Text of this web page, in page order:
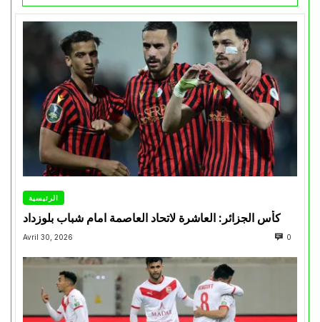
الرئيسية
كأس الجزائر: العاشرة لاتحاد العاصمة امام شباب بلوزداد
Avril 30, 2026 0